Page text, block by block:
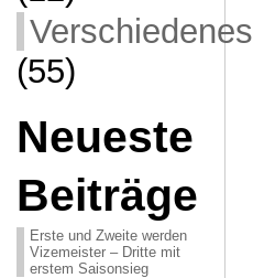
Verschiedenes
(55)
Neueste
Beiträge
Erste und Zweite werden
Vizemeister – Dritte mit
erstem Saisonsieg